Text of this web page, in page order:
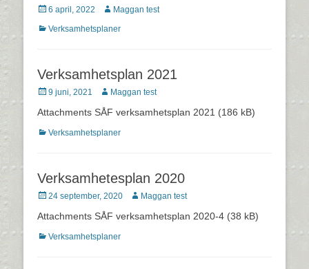
Postades
6 april, 2022 Författare
Maggan test
Kategorier
Verksamhetsplaner
Verksamhetsplan 2021
Postades
9 juni, 2021 Författare
Maggan test
Attachments SÅF verksamhetsplan 2021 (186 kB)
Kategorier
Verksamhetsplaner
Verksamhetesplan 2020
Postades
24 september, 2020 Författare
Maggan test
Attachments SÅF verksamhetsplan 2020-4 (38 kB)
Kategorier
Verksamhetsplaner